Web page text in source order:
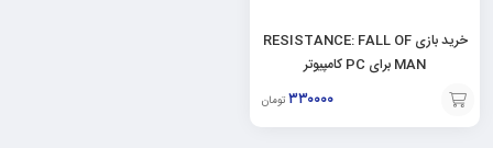
خرید بازی RESISTANCE: FALL OF
MAN برای PC کامپیوتر
۳۳۰۰۰۰ تومان
افزودن